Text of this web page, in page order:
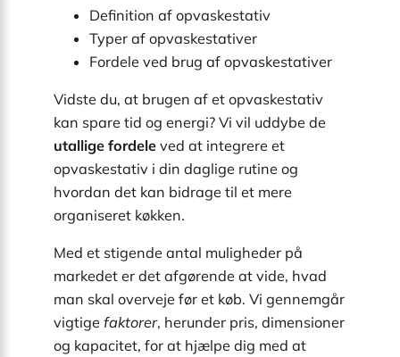
Definition af opvaskestativ
Typer af opvaskestativer
Fordele ved brug af opvaskestativer
Vidste du, at brugen af et opvaskestativ
kan spare tid og energi? Vi vil uddybe de
utallige fordele ved at integrere et
opvaskestativ i din daglige rutine og
hvordan det kan bidrage til et mere
organiseret køkken.
Med et stigende antal muligheder på
markedet er det afgørende at vide, hvad
man skal overveje før et køb. Vi gennemgår
vigtige faktorer, herunder pris, dimensioner
og kapacitet, for at hjælpe dig med at